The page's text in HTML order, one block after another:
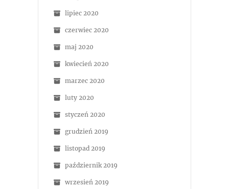
lipiec 2020
czerwiec 2020
maj 2020
kwiecień 2020
marzec 2020
luty 2020
styczeń 2020
grudzień 2019
listopad 2019
październik 2019
wrzesień 2019